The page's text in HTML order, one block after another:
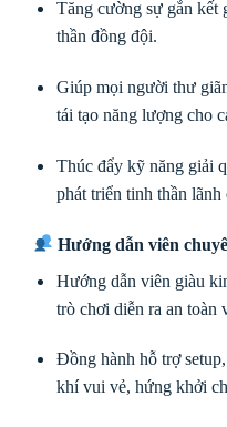
Tăng cường sự gắn kết
thần đồng đội.
Giúp mọi người thư
tái tạo năng lượng cho
Thúc đẩy kỹ năng giải
phát triển tinh thần
Hướng dẫn viên
Hướng dẫn viên giàu
trò chơi diễn ra an toàn
Đồng hành hỗ trợ
khí vui vẻ, hứng khởi